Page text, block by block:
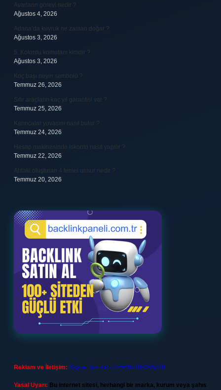
Avarların görevi nedir ?
Ağustos 4, 2026
Adana’da kuyruk ne zaman doğar ?
Ağustos 3, 2026
5. Kolordu komutanı kimdir ?
Ağustos 3, 2026
Koç başı neyin sembolü ?
Temmuz 26, 2026
Sıfır araçların kaç yıl garantisi var ?
Temmuz 25, 2026
Karıncalar yuvasını nasıl bulur ?
Temmuz 24, 2026
Hesap makinesinde iskonto nasıl yapılır ?
Temmuz 22, 2026
Ahlaki oluşturan 4 temel unsur nedir ?
Temmuz 20, 2026
Reklam ve İletişim: Skype: live:.cid.575569c608265c69
Yasal Uyarı: Bu internet sitesi, herhangi bir marka, kurum veya şahıs